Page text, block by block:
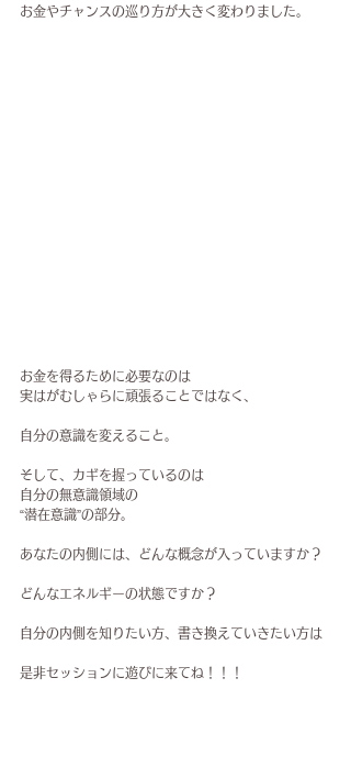
お金やチャンスの巡り方が大きく変わりました。
お金を得るために必要なのは
実はがむしゃらに頑張ることではなく、
自分の意識を変えること。
そして、カギを握っているのは
自分の無意識領域の
“潜在意識”の部分。
あなたの内側には、どんな概念が入っていますか？
どんなエネルギーの状態ですか？
自分の内側を知りたい方、書き換えていきたい方は
是非セッションに遊びに来てね！！！